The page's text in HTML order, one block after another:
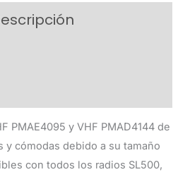
PMAE4095 y VHF PMAD4144 de
y cómodas debido a su tamaño
con todos los radios SL500,